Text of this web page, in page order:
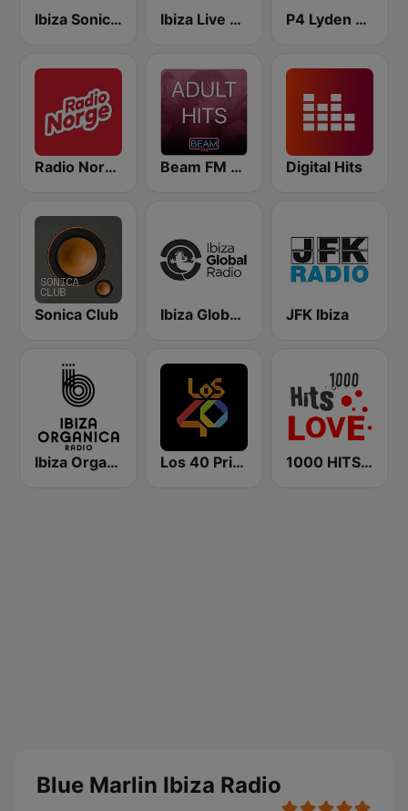
Ibiza Sonica Radio Ibiza Live Radio P4 Lyden av Norge
Radio Norge Beam FM - Adult Hits Digital Hits
Sonica Club Ibiza Global Radio JFK Ibiza
Ibiza Organica Radio Los 40 Principales 1000 HITS Love
Blue Marlin Ibiza Radio